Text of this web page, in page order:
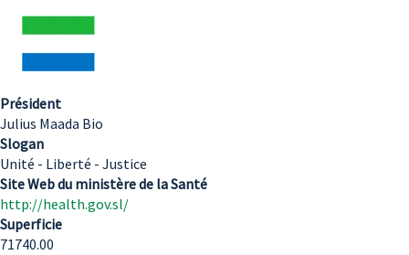
Président
Julius Maada Bio
Slogan
Unité - Liberté - Justice
Site Web du ministère de la Santé
http://health.gov.sl/
Superficie
71740.00